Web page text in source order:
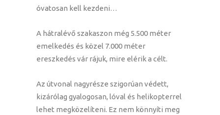
óvatosan kell kezdeni…
A hátralévő szakaszon még 5.500 méter
emelkedés és közel 7.000 méter
ereszkedés vár rájuk, mire elérik a célt.
Az útvonal nagyrésze szigorúan védett,
kizárólag gyalogosan, lóval és helikopterrel
lehet megközelíteni. Ez nem könnyíti meg